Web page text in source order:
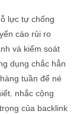
lực tự chống
cáo rủi ro
và kiểm soát
dụng chắc hẳn
tuần để né
nhắc cộng
của backlink